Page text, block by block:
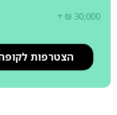
+ ₪ 30,000
הצטרפות